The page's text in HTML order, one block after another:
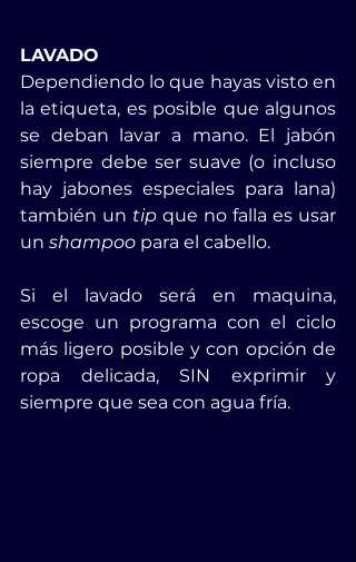
LAVADO
Dependiendo lo que hayas visto en
la etiqueta, es posible que algunos
se deban lavar a mano. El jabón
siempre debe ser suave (o incluso
hay jabones especiales para lana)
también un tip que no falla es usar
un shampoo para el cabello.
Si el lavado será en maquina,
escoge un programa con el ciclo
más ligero posible y con opción de
ropa delicada, SIN exprimir y
siempre que sea con agua fría.